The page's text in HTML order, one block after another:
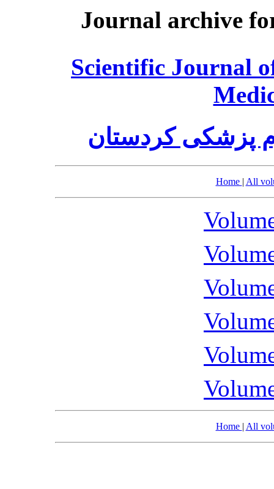
Journal archive
Scientific Journal
پزشکی کردستان
Home | All
Home | All